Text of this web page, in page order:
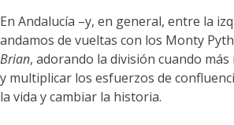
En Andalucía –y, en general, entre la
andamos de vueltas con los Monty
Brian, adorando la división cuando
y multiplicar los esfuerzos de
la vida y cambiar la historia.